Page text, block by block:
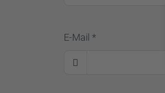
E-Mail *